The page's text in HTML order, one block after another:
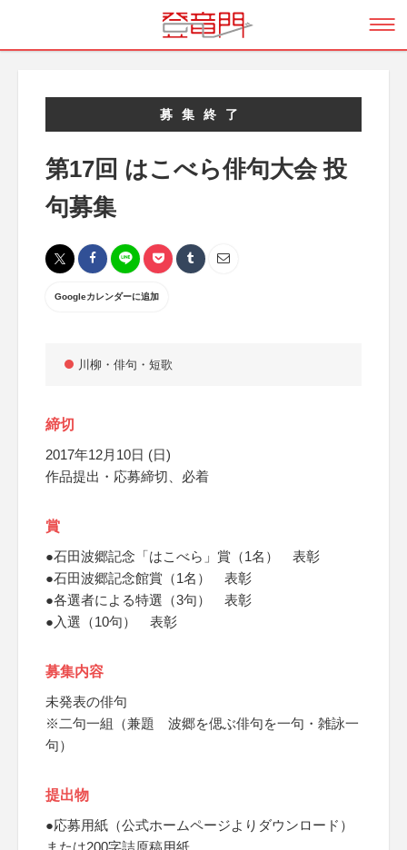
募集終了
第17回 はこべら俳句大会 投
句募集
Googleカレンダーに追加
川柳・俳句・短歌
締切
2017年12月10日 (日)
作品提出・応募締切、必着
賞
●石田波郷記念「はこべら」賞（1名） 表彰
●石田波郷記念館賞（1名） 表彰
●各選者による特選（3句） 表彰
●入選（10句） 表彰
募集内容
未発表の俳句
※二句一組（兼題 波郷を偲ぶ俳句を一句・雑詠一
句）
提出物
●応募用紙（公式ホームページよりダウンロード）
または200字詰原稿用紙